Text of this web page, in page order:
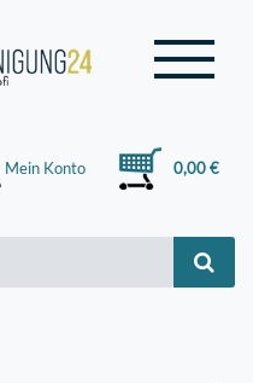
Mein Konto 0,00 €